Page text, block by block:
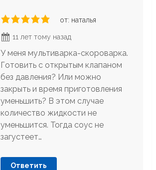
от: наталья
11 лет тому назад
У меня мультиварка-скороварка.
Готовить с открытым клапаном
без давления? Или можно
закрыть и время приготовления
уменьшить? В этом случае
количество жидкости не
уменьшится. Тогда соус не
загустеет…
Ответить